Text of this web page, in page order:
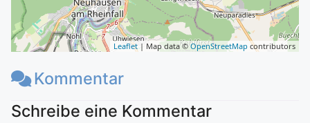
Leaflet | Map data ©OpenStreetMap contributors
Kommentar